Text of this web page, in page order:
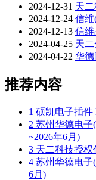
2024-12-31 天二
2024-12-24 信维
2024-12-13 信维
2024-04-25 天
2024-04-22 华
推荐内容
1 硕凯电子插件
2 苏州华德电子
~2026年6月)
3 天二科技授权
4 苏州华德电子
6月)